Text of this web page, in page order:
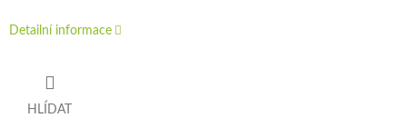
Detailní informace
HLÍDAT